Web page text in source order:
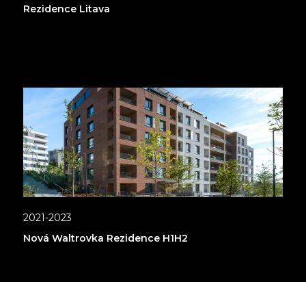
Rezidence Litava
2021-2023
Nová Waltrovka Rezidence H1H2